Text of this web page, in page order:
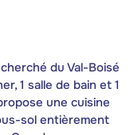
du Val-Boisé
1 salle de bain et 1
une cuisine
sol entièrement